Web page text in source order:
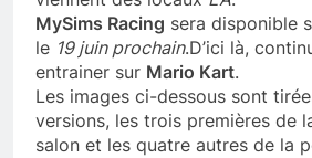
MySims Racing sera disponible
le 19 juin prochain.D’ici là,
entrainer sur Mario Kart.
Les images ci-dessous sont
versions, les trois premières de
salon et les quatre autres de la